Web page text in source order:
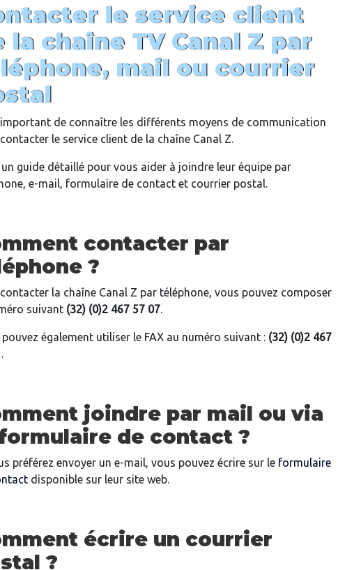
le service client
la chaîne TV Canal Z par
mail ou courrier
de connaître les différents moyens de communication
le service client de la chaîne Canal Z.
guide détaillé pour vous aider à joindre leur équipe par
e-mail, formulaire de contact et courrier postal.
contacter par
?
la chaîne Canal Z par téléphone, vous pouvez composer
suivant (32) (0)2 467 57 07.
également utiliser le FAX au numéro suivant : (32) (0)2 467
.
joindre par mail ou via
de contact ?
préférez envoyer un e-mail, vous pouvez écrire sur le formulaire
disponible sur leur site web.
écrire un courrier
?